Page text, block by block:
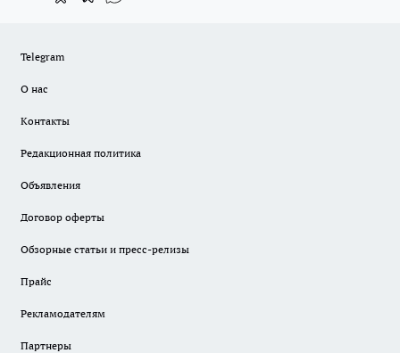
Telegram
О нас
Контакты
Редакционная политика
Объявления
Договор оферты
Обзорные статьи и пресс-релизы
Прайс
Рекламодателям
Партнеры